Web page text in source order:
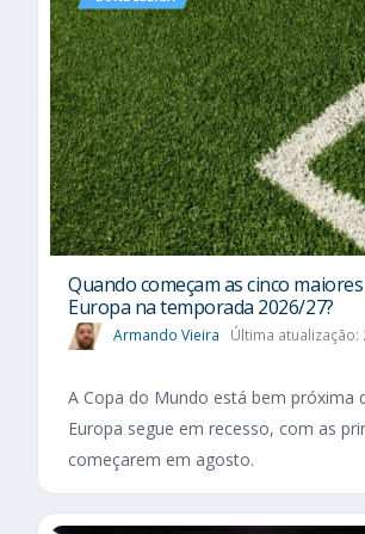
Quando começam as cinco
Europa na temporada 2026/27?
Armando Vieira Última atualização:
A Copa do Mundo está bem próxima
Europa segue em recesso, com as
começarem em agosto.